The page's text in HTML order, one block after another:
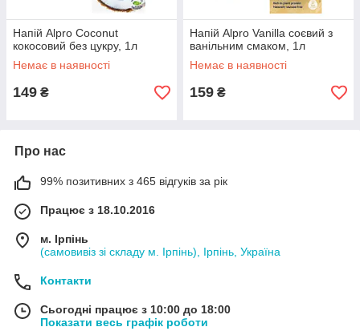
Напій Alpro Coconut
кокосовий без цукру, 1л
Немає в наявності
149 ₴
Напій Alpro Vanilla соєвий з
ванільним смаком, 1л
Немає в наявності
159 ₴
Про нас
99% позитивних з 465 відгуків за рік
Працює з 18.10.2016
м. Ірпінь
(самовивіз зі складу м. Ірпінь), Ірпінь, Україна
Контакти
Сьогодні працює з 10:00 до 18:00
Показати весь графік роботи